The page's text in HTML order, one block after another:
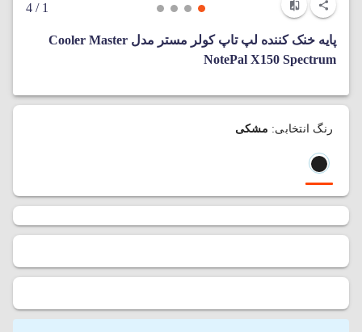
1
/ 4
پایه خنک کننده لپ تاپ کولر مستر مدل Cooler Master
NotePal X150 Spectrum
رنگ انتخابی: مشکی